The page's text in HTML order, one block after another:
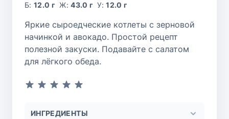
Б:12.0 г Ж:43.0 г У:12.0 г
Яркие сыроедческие котлеты с зерновой
начинкой и авокадо. Простой рецепт
полезной закуски. Подавайте с салатом
для лёгкого обеда.
ИНГРЕДИЕНТЫ